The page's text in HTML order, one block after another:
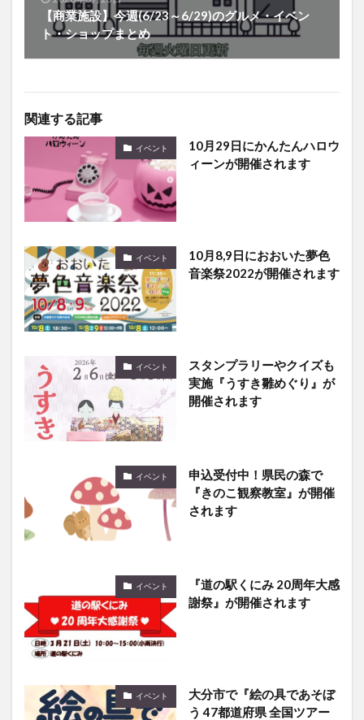
【商業施設】今週(6/23～6/29)のグルメ・イベン
ト・ショップまとめ
関連する記事
イベント
10月29日にかんたんハロウ
ィーンが開催されます
イベント
10月8,9日におおいた夢色
音楽祭2022が開催されます
イベント
スタンプラリーやクイズも
実施『うすき雛めぐり』が
開催されます
イベント
申込受付中！県民の森で
『きのこ観察教室』が開催
されます
イベント
『道の駅くにみ 20周年大感
謝祭』が開催されます
イベント
大分市で『絵の具であそぼ
う 47都道府県 全国ツアー